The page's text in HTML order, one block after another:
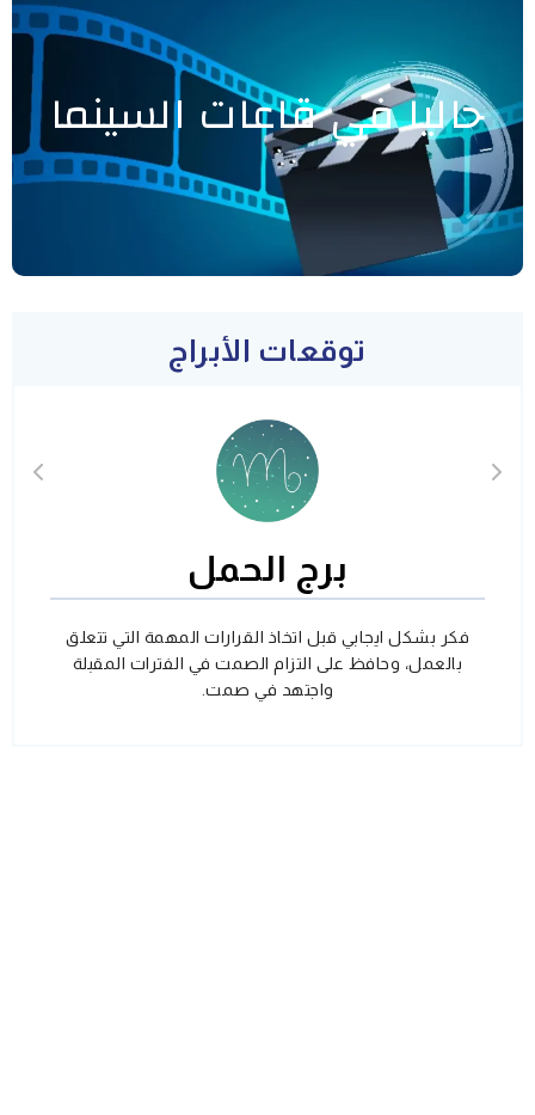
حاليا في قاعات السينما
توقعات الأبراج
برج الحمل
فكر بشكل ايجابي قبل اتخاذ القرارات المهمة التي تتعلق
بالعمل، وحافظ على التزام الصمت في الفترات المقبلة
واجتهد في صمت.